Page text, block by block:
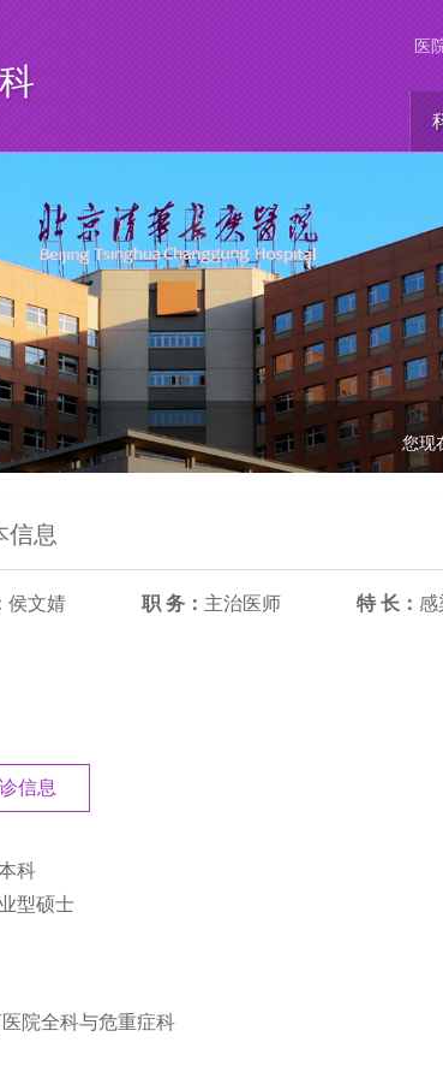
医
您现
信息
侯文婧 职 务： 主治医师 特 长： 感
信息
科
型硕士
院全科与危重症科